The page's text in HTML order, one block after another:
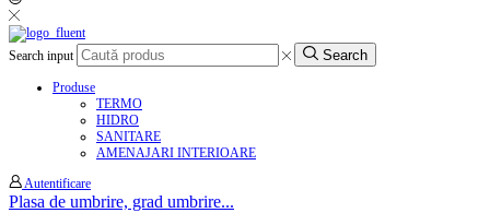
Search input Search
Produse
TERMO
HIDRO
SANITARE
AMENAJARI INTERIOARE
Autentificare
Plasa de umbrire, grad umbrire...